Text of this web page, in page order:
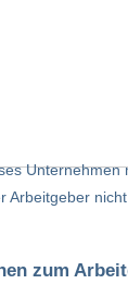
Unternehmen
Arbeitgeber
zum